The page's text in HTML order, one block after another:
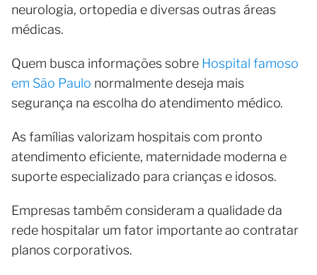
neurologia, ortopedia e diversas outras áreas
médicas.
Quem busca informações sobre Hospital famoso
em São Paulo normalmente deseja mais
segurança na escolha do atendimento médico.
As famílias valorizam hospitais com pronto
atendimento eficiente, maternidade moderna e
suporte especializado para crianças e idosos.
Empresas também consideram a qualidade da
rede hospitalar um fator importante ao contratar
planos corporativos.